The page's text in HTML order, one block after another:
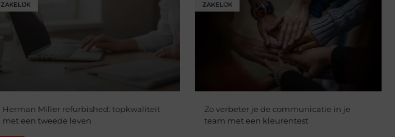
ZAKELIJK
Herman Miller refurbished: topkwaliteit
met een tweede leven
ZAKELIJK
Zo verbeter je de communicatie in je
team met een kleurentest